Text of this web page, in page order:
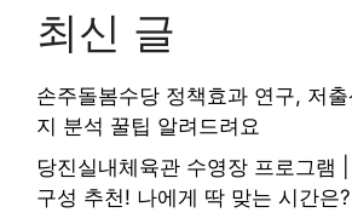
최신 글
손주돌봄수당 정책효과 연구, 저
지 분석 꿀팁 알려드려요
당진실내체육관 수영장 프로그램
구성 추천! 나에게 딱 맞는 시간은?